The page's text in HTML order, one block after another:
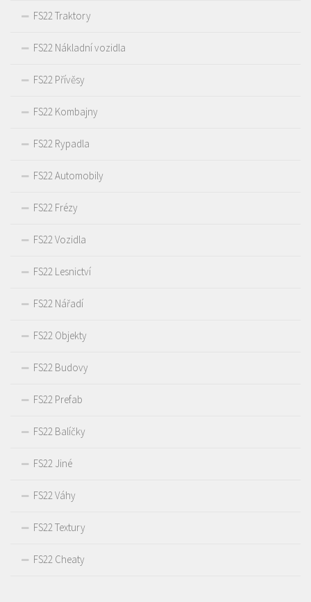
FS22 Traktory
FS22 Nákladní vozidla
FS22 Přívěsy
FS22 Kombajny
FS22 Rypadla
FS22 Automobily
FS22 Frézy
FS22 Vozidla
FS22 Lesnictví
FS22 Nářadí
FS22 Objekty
FS22 Budovy
FS22 Prefab
FS22 Balíčky
FS22 Jiné
FS22 Váhy
FS22 Textury
FS22 Cheaty